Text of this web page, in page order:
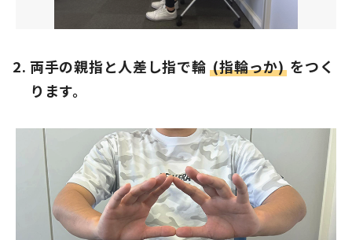
両手の親指と人差し指で輪(指輪っか)をつく
ります。